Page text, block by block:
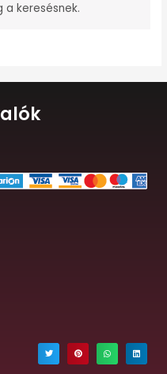
keresésnek.